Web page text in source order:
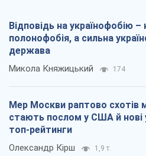
Відповідь на українофобію –
полонофобія, а сильна
держава
Микола Княжицький 174
Мер Москви раптово схотів
стають послом у США й нові
топ-рейтинги
Олександр Кірш 1,9 т.